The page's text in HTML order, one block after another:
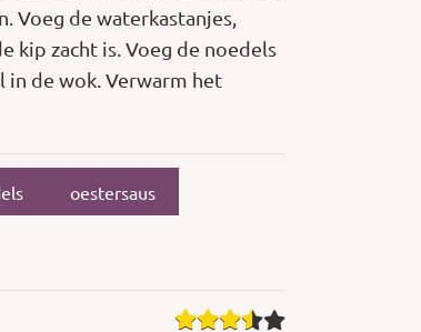
Voeg de waterkastanjes,
kip zacht is. Voeg de noedels
in de wok. Verwarm het
oestersaus